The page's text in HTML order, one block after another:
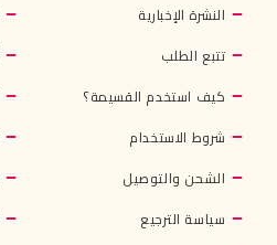
النشرة الإخبارية
تتبع الطلب
كيف استخدم القسيمة؟
شروط الاستخدام
الشحن والتوصيل
سياسة الترجيع